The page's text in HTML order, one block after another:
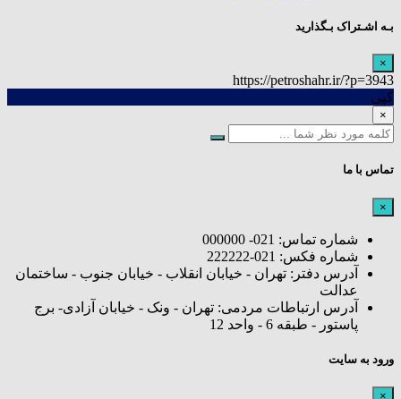
بـه اشـتراک بـگذارید
×
https://petroshahr.ir/?p=3943
کپی
×
تماس با ما
×
شماره تماس: 021- 000000
شماره فکس: 021-222222
آدرس دفتر: تهران - خیابان انقلاب - خیابان جنوب - ساختمان
عدالت
آدرس ارتباطات مردمی: تهران - ونک - خیابان آزادی- برج
پاستور - طبقه 6 - واحد 12
ورود به سایت
×